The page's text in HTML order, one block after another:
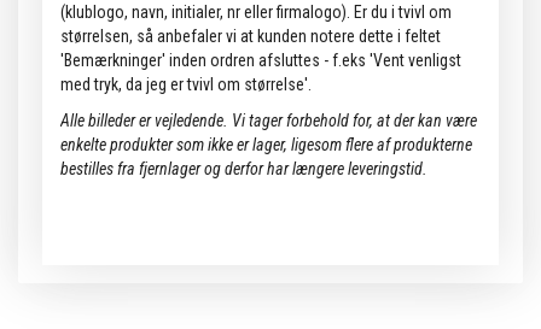
(klublogo, navn, initialer, nr eller firmalogo). Er du i tvivl om
størrelsen, så anbefaler vi at kunden notere dette i feltet
'Bemærkninger' inden ordren afsluttes - f.eks 'Vent venligst
med tryk, da jeg er tvivl om størrelse'.
Alle billeder er vejledende. Vi tager forbehold for, at der kan være
enkelte produkter som ikke er lager, ligesom flere af produkterne
bestilles fra fjernlager og derfor har længere leveringstid.